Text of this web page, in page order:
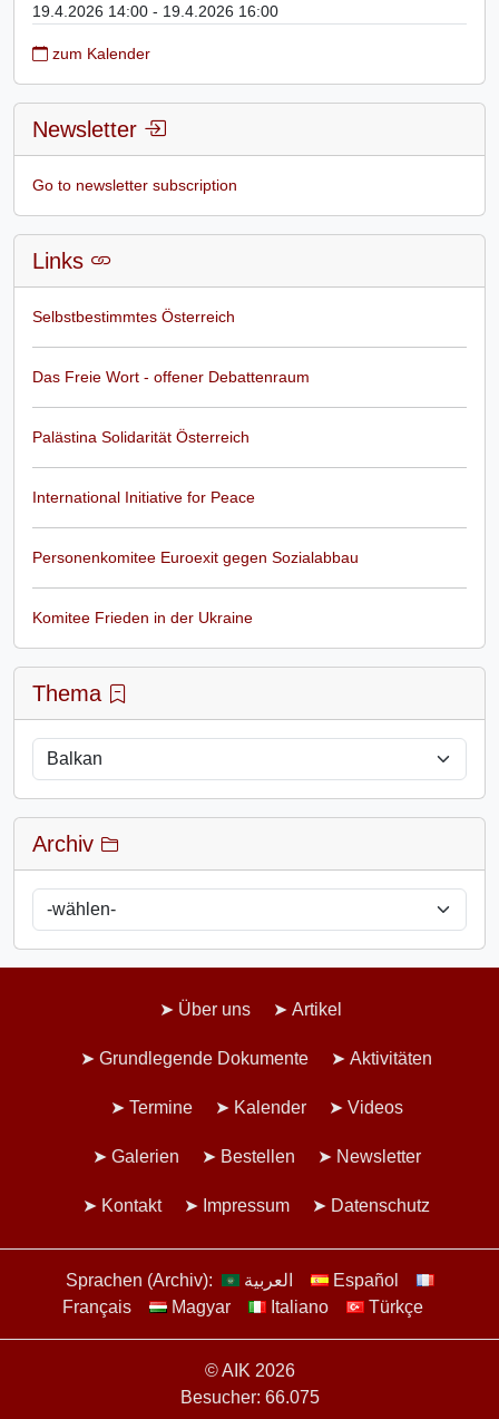
19.4.2026 14:00 - 19.4.2026 16:00
zum Kalender
Newsletter
Go to newsletter subscription
Links
Selbstbestimmtes Österreich
Das Freie Wort - offener Debattenraum
Palästina Solidarität Österreich
International Initiative for Peace
Personenkomitee Euroexit gegen Sozialabbau
Komitee Frieden in der Ukraine
Thema
Archiv
Über uns Artikel
Grundlegende Dokumente Aktivitäten
Termine Kalender Videos
Galerien Bestellen Newsletter
Kontakt Impressum Datenschutz
Sprachen (Archiv): العربية
Español
Français
Magyar Italiano Türkçe
© AIK 2026
Besucher: 66.075